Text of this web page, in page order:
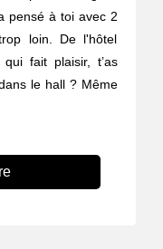
pensé à toi avec 2
loin. De l'hôtel
fait plaisir, t’as
le hall ? Même